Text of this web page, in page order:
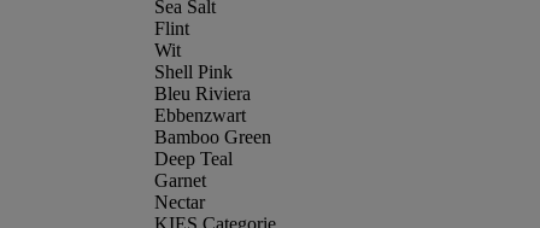
Sea Salt
Flint
Wit
Shell Pink
Bleu Riviera
Ebbenzwart
Bamboo Green
Deep Teal
Garnet
Nectar
KIES Categorie